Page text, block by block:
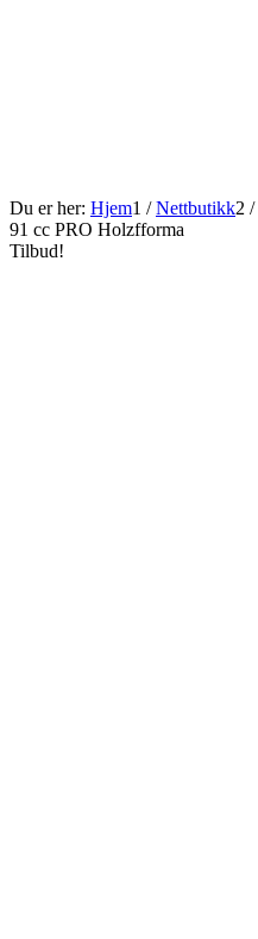
Du er her: Hjem1 / Nettbutikk2 /
91 cc PRO Holzfforma
Tilbud!